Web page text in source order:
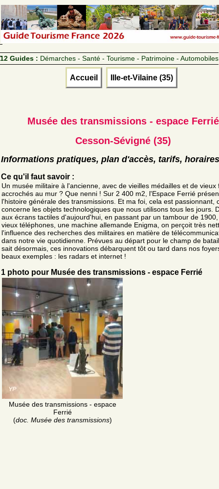
12 Guides : Démarches - Santé - Tourisme - Patrimoine - Automobiles
Accueil Ille-et-Vilaine (35)
Musée des transmissions - espace Ferrié
Cesson-Sévigné (35)
Informations pratiques, plan d'accès, tarifs, horaires
Ce qu'il faut savoir :
Un musée militaire à l'ancienne, avec de vieilles médailles et de vieux
accrochés au mur ? Que nenni ! Sur 2 400 m2, l'Espace Ferrié
l'histoire générale des transmissions. Et ma foi, cela est passionnant,
concerne les objets technologiques que nous utilisons tous les jours.
aux écrans tactiles d'aujourd'hui, en passant par un tambour de
vieux téléphones, une machine allemande Enigma, on perçoit très
l'influence des recherches des militaires en matière de
dans notre vie quotidienne. Prévues au départ pour le champ de
sait désormais, ces innovations débarquent tôt ou tard dans nos
beaux exemples : les radars et internet !
1 photo pour Musée des transmissions - espace Ferrié
Musée des transmissions - espace
Ferrié
(doc. Musée des transmissions)